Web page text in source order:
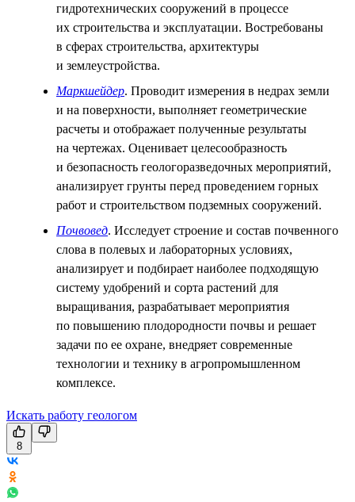
гидротехнических сооружений в процессе
их строительства и эксплуатации. Востребованы
в сферах строительства, архитектуры
и землеустройства.
Маркшейдер. Проводит измерения в недрах земли
и на поверхности, выполняет геометрические
расчеты и отображает полученные результаты
на чертежах. Оценивает целесообразность
и безопасность геологоразведочных мероприятий,
анализирует грунты перед проведением горных
работ и строительством подземных сооружений.
Почвовед. Исследует строение и состав почвенного
слова в полевых и лабораторных условиях,
анализирует и подбирает наиболее подходящую
систему удобрений и сорта растений для
выращивания, разрабатывает мероприятия
по повышению плодородности почвы и решает
задачи по ее охране, внедряет современные
технологии и технику в агропромышленном
комплексе.
Искать работу геологом
8